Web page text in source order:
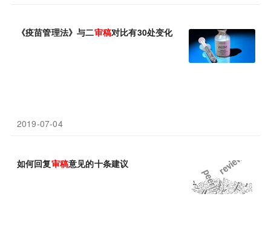
《疫苗管理法》与二审稿对比有30处变化
2019-07-04
如何回复审稿意见的十条建议